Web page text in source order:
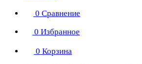
0 Сравнение
0 Избранное
0 Корзина